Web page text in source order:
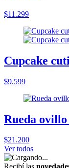
$11.299
Cupcake
$9.599
Rueda ovillo
$21.200
Ver todos